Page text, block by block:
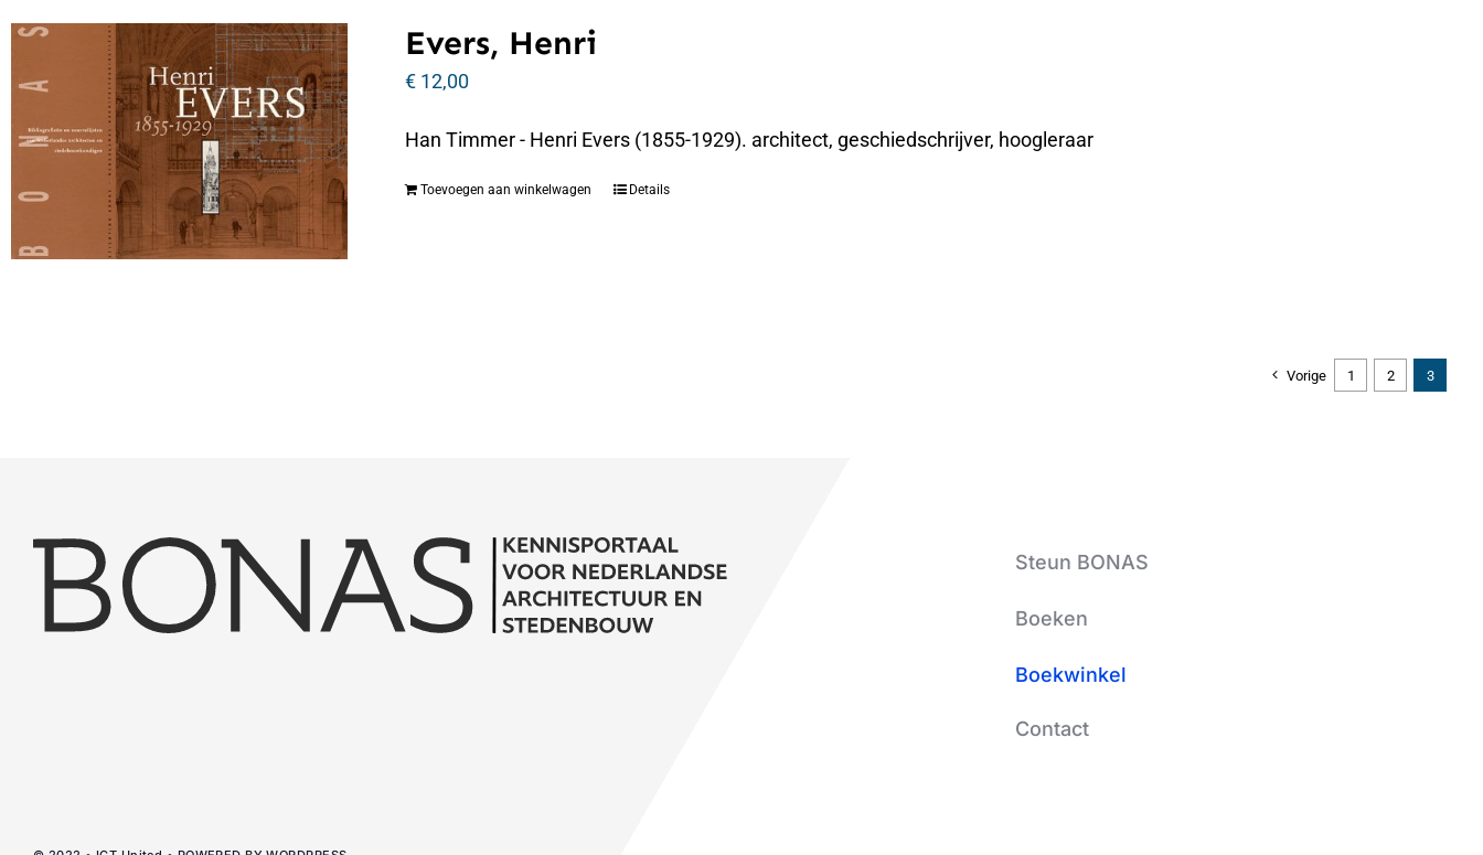
Evers, Henri
€ 12,00
Han Timmer - Henri Evers (1855-1929). architect, geschiedschrijver, hoogleraar
Toevoegen aan winkelwagen Details
Vorige 1 2 3
Steun BONAS
Boeken
Boekwinkel
Contact